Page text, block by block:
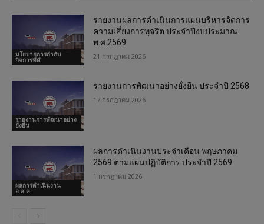
นโยบายการกำกับ
กิจการที่ดี
รายงานผลการดำเนินการแผนบริหารจัดการ
ความเสี่ยงการทุจริต ประจำปีงบประมาณ
พ.ศ.2569
21 กรกฎาคม 2026
รายงานการพัฒนาอย่าง
ยั่งยืน
รายงานการพัฒนาอย่างยั่งยืน ประจำปี 2568
17 กรกฎาคม 2026
ผลการดำเนินงาน
อ.ส.ค.
ผลการดำเนินงานประจำเดือน พฤษภาคม
2569 ตามแผนปฏิบัติการ ประจำปี 2569
1 กรกฎาคม 2026